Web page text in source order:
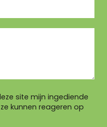
site mijn ingediende
kunnen reageren op